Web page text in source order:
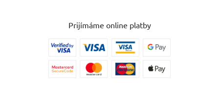
Prijímáme online platby